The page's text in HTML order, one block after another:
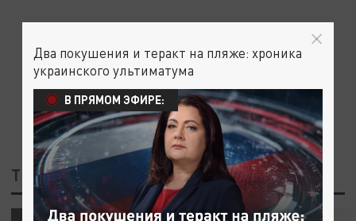
ТЕГ: ЦЕНЫ НА ЖИЛЬЁ
Два покушения и теракт на пляже: хроника
украинского ультиматума
В ПРЯМОМ ЭФИРЕ: